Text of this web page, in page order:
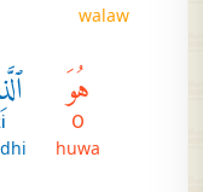
walaw
هُوَ
O
huwa